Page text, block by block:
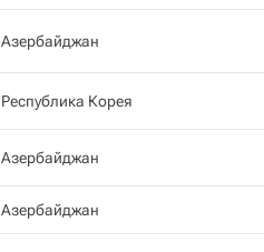
Азербайджан
Республика Корея
Азербайджан
Азербайджан